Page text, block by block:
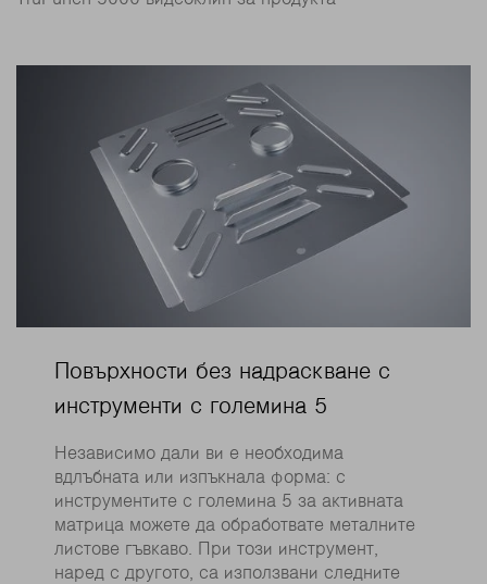
Повърхности без надраскване с
инструменти с големина 5
Независимо дали ви е необходима
вдлъбната или изпъкнала форма: с
инструментите с големина 5 за активната
матрица можете да обработвате металните
листове гъвкаво. При този инструмент,
наред с другото, са използвани следните